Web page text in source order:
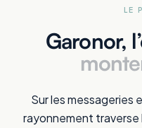
LE
Garonor,
Sur les messageries
rayonnement traverse